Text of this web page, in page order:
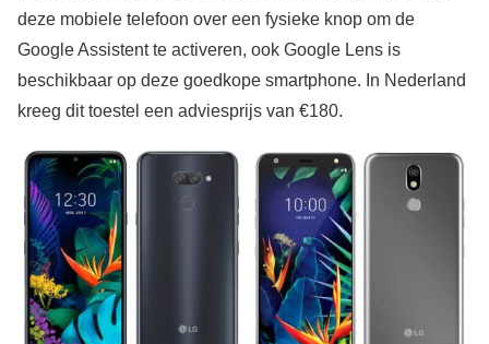
deze mobiele telefoon over een fysieke knop om de
Google Assistent te activeren, ook Google Lens is
beschikbaar op deze goedkope smartphone. In Nederland
kreeg dit toestel een adviesprijs van €180.